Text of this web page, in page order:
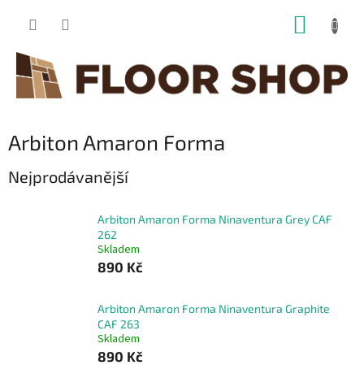
Arbiton Amaron Forma
Nejprodávanější
Arbiton Amaron Forma Ninaventura Grey CAF
262
Skladem
890 Kč
Arbiton Amaron Forma Ninaventura Graphite
CAF 263
Skladem
890 Kč